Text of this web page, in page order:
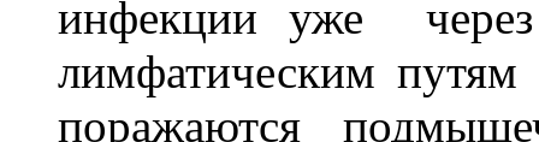
инфекции уже через
лимфатическим путям
поражаются